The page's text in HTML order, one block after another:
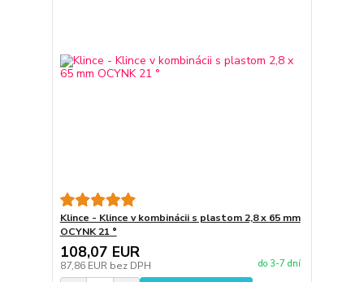
Klince - Klince v kombinácii s plastom 2,8 x 65 mm
OCYNK 21 °
108,07 EUR
87,86 EUR bez DPH do 3-7 dní